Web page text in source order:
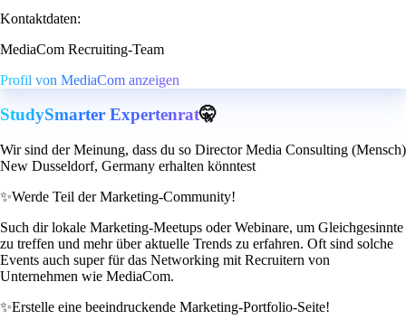
Kontaktdaten:
MediaCom Recruiting-Team
Profil von MediaCom anzeigen
StudySmarter Expertenrat🤫
Wir sind der Meinung, dass du so Director Media Consulting (Mensch)
New Dusseldorf, Germany erhalten könntest
✨Werde Teil der Marketing-Community!
Such dir lokale Marketing-Meetups oder Webinare, um Gleichgesinnte
zu treffen und mehr über aktuelle Trends zu erfahren. Oft sind solche
Events auch super für das Networking mit Recruitern von
Unternehmen wie MediaCom.
✨Erstelle eine beeindruckende Marketing-Portfolio-Seite!